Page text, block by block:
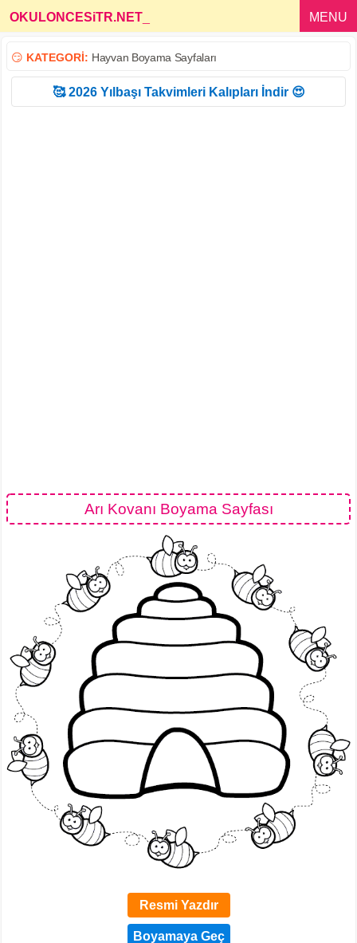
OKULONCESiTR.NET MENU
😏 KATEGORİ: Hayvan Boyama Sayfaları
🥰 2026 Yılbaşı Takvimleri Kalıpları İndir 😍
Arı Kovanı Boyama Sayfası
Resmi Yazdır